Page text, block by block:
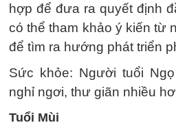
hợp để đưa ra quyết định
có thể tham khảo ý kiến từ
để tìm ra hướng phát triển
Sức khỏe: Người tuổi
nghỉ ngơi, thư giãn nhiều
Tuổi Mùi